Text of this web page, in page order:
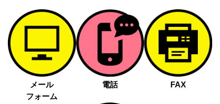
メール
フォーム
電話 FAX